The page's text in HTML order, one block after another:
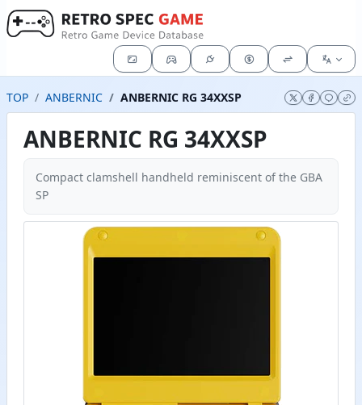
TOP ANBERNIC ANBERNIC RG 34XXSP
ANBERNIC RG 34XXSP
Compact clamshell handheld reminiscent of the GBA
SP